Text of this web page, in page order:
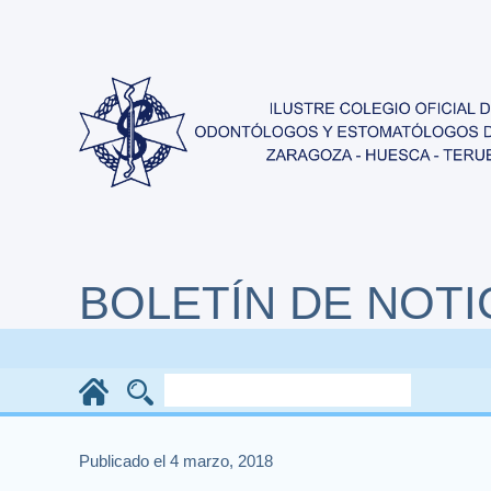
BOLETÍN DE
Publicado el 4 marzo, 2018